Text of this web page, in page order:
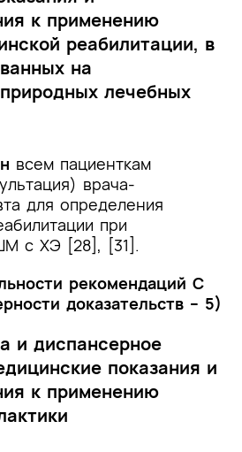
к применению
реабилитации, в
на
лечебных
всем пациенткам
врача-
для определения
при
с ХЭ [28], [31].
рекомендаций С
доказательств – 5)
и диспансерное
показания и
к применению